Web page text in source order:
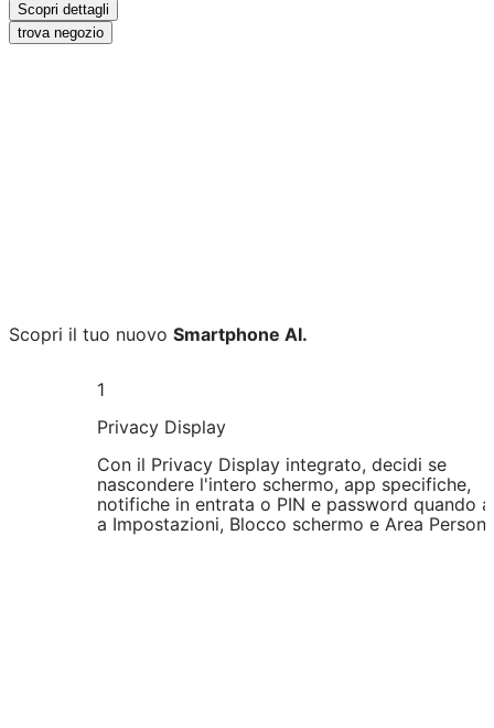
Scopri dettagli
trova negozio
Scopri il tuo nuovo Smartphone AI.
1
Privacy Display
Con il Privacy Display integrato, decidi se
nascondere l'intero schermo, app specifiche,
notifiche in entrata o PIN e password quando
a Impostazioni, Blocco schermo e Area